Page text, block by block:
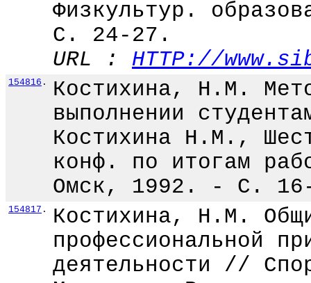
Физкультур.
С. 24-27.
URL : HTTP://
154816 .
Костихина, Н.М.
выполнении
Костихина Н.М.,
конф. по итогам
Омск, 1992. - С.
154817 .
Костихина, Н.М.
профессиональной
деятельности //